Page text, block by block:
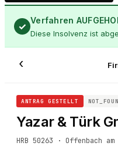
✓ Verfahren
Diese Insolvenz ist
‹
ANTRAG GESTELLT
Yazar & Türk
HRB 50263 · Offenbach am